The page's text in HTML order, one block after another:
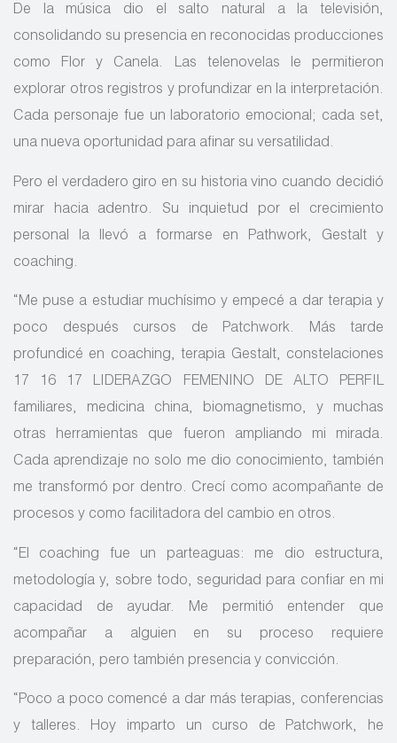
De la música dio el salto natural a la televisión,
consolidando su presencia en reconocidas producciones
como Flor y Canela. Las telenovelas le permitieron
explorar otros registros y profundizar en la interpretación.
Cada personaje fue un laboratorio emocional; cada set,
una nueva oportunidad para afinar su versatilidad.
Pero el verdadero giro en su historia vino cuando decidió
mirar hacia adentro. Su inquietud por el crecimiento
personal la llevó a formarse en Pathwork, Gestalt y
coaching.
“Me puse a estudiar muchísimo y empecé a dar terapia y
poco después cursos de Patchwork. Más tarde
profundicé en coaching, terapia Gestalt, constelaciones
17 16 17 LIDERAZGO FEMENINO DE ALTO PERFIL
familiares, medicina china, biomagnetismo, y muchas
otras herramientas que fueron ampliando mi mirada.
Cada aprendizaje no solo me dio conocimiento, también
me transformó por dentro. Crecí como acompañante de
procesos y como facilitadora del cambio en otros.
“El coaching fue un parteaguas: me dio estructura,
metodología y, sobre todo, seguridad para confiar en mi
capacidad de ayudar. Me permitió entender que
acompañar a alguien en su proceso requiere
preparación, pero también presencia y convicción.
“Poco a poco comencé a dar más terapias, conferencias
y talleres. Hoy imparto un curso de Patchwork, he